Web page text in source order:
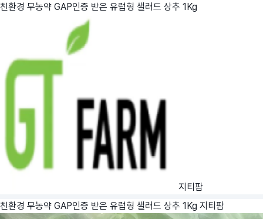
친환경 무농약 GAP인증 받은 유럽형 샐러드 상추 1Kg
지티팜
친환경 무농약 GAP인증 받은 유럽형 샐러드 상추 1Kg 지티팜